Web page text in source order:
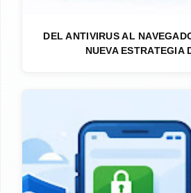
DEL ANTIVIRUS AL
NUEVA ESTRATEGIA